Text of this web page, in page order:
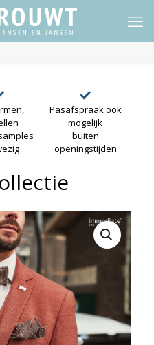
Pasafspraak ook
mogelijk
buiten
openingstijden